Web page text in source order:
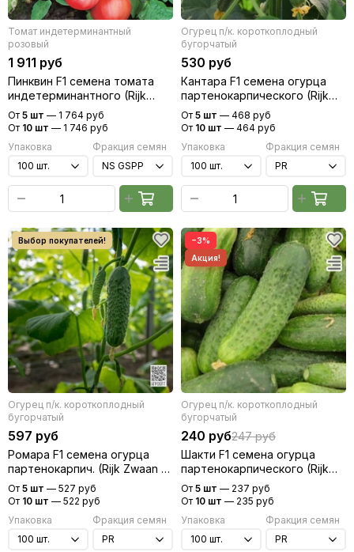
Томат индетерминантный
розовый
1 911 руб
Пинквин F1 семена томата
индетерминантного (Rijk
Zwaan / Райк Цваан)
От 5 шт — 1 764 руб
От 10 шт — 1 746 руб
Упаковка
Фракция семян
Огурец п/к. короткоплодный
бугорчатый
530 руб
Кантара F1 семена огурца
партенокарпического (Rijk
Zwaan / Райк Цваан)
От 5 шт — 468 руб
От 10 шт — 464 руб
Упаковка
Фракция семян
Огурец п/к. короткоплодный
бугорчатый
597 руб
Ромара F1 семена огурца
партенокарпич. (Rijk Zwaan /
Райк Цваан)
От 5 шт — 527 руб
От 10 шт — 522 руб
Упаковка
Фракция семян
−3%
Огурец п/к. короткоплодный
бугорчатый
240 руб247 руб
Шакти F1 семена огурца
партенокарпического (Rijk
Zwaan / Райк Цваан)
От 5 шт — 237 руб
От 10 шт — 235 руб
Упаковка
Фракция семян